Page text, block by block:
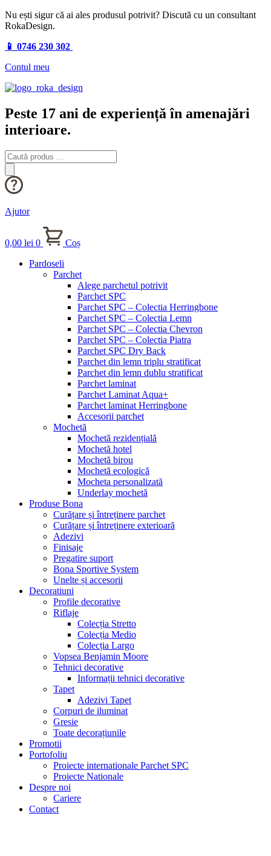
Nu ești sigur că ai ales produsul potrivit? Discută cu un consultant
RokaDesign.
📱 0746 230 302
Contul meu
Peste 17 ani de experiență în amenajări
interioare.
Products
search
Ajutor
0,00 lei 0
Coș
Pardoseli
Parchet
Alege parchetul potrivit
Parchet SPC
Parchet SPC – Colectia Herringbone
Parchet SPC – Colectia Lemn
Parchet SPC – Colectia Chevron
Parchet SPC – Colectia Piatra
Parchet SPC Dry Back
Parchet din lemn triplu stratificat
Parchet din lemn dublu stratificat
Parchet laminat
Parchet Laminat Aqua+
Parchet laminat Herringbone
Accesorii parchet
Mochetă
Mochetă rezidențială
Mochetă hotel
Mochetă birou
Mochetă ecologică
Mocheta personalizată
Underlay mochetă
Produse Bona
Curățare și întreținere parchet
Curățare și întreținere exterioară
Adezivi
Finisaje
Pregatire suport
Bona Sportive System
Unelte și accesorii
Decoratiuni
Profile decorative
Riflaje
Colecția Stretto
Colecția Medio
Colecția Largo
Vopsea Benjamin Moore
Tehnici decorative
Informații tehnici decorative
Tapet
Adezivi Tapet
Corpuri de iluminat
Gresie
Toate decorațiunile
Promotii
Portofoliu
Proiecte internationale Parchet SPC
Proiecte Nationale
Despre noi
Cariere
Contact